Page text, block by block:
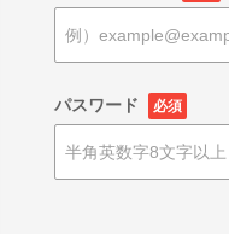
パスワード 必須